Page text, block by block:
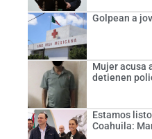
Golpean a
Mujer acusa
detienen
Estamos
Coahuila: